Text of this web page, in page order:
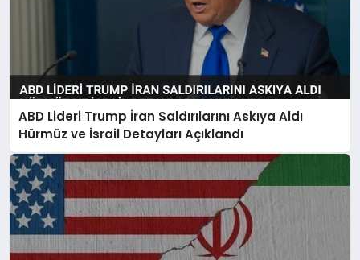
ABD Lideri Trump İran Saldırılarını Askıya Aldı
Hürmüz ve İsrail Detayları Açıklandı